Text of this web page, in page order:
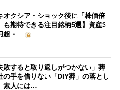
オクシア・ショック後に「株価倍
も期待できる注目銘柄5選】資産3
超・…
敗すると取り返しがつかない」葬
の手を借りない「DIY葬」の落とし
人には…